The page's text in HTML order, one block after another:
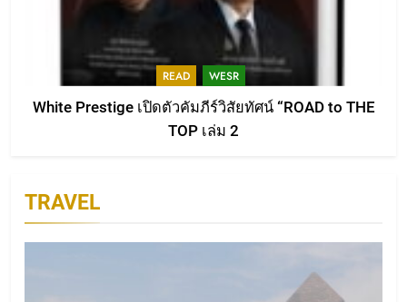
เสียงเพลงแห่งการให้ : คำขอบคุณ
จากใจถึงครูเต้ย & น้องน้ำ ผู้เป็น
สัญลักษณ์แห่งการเสียสละ
ACTIVTIES
จากน้ำใจในชุมชน สู่พลังแห่งการ
READ WESR
White Prestige เปิดตัวคัมภีร์วิสัยทัศน์ “ROAD to THE
TOP เล่ม 2
TRAVEL